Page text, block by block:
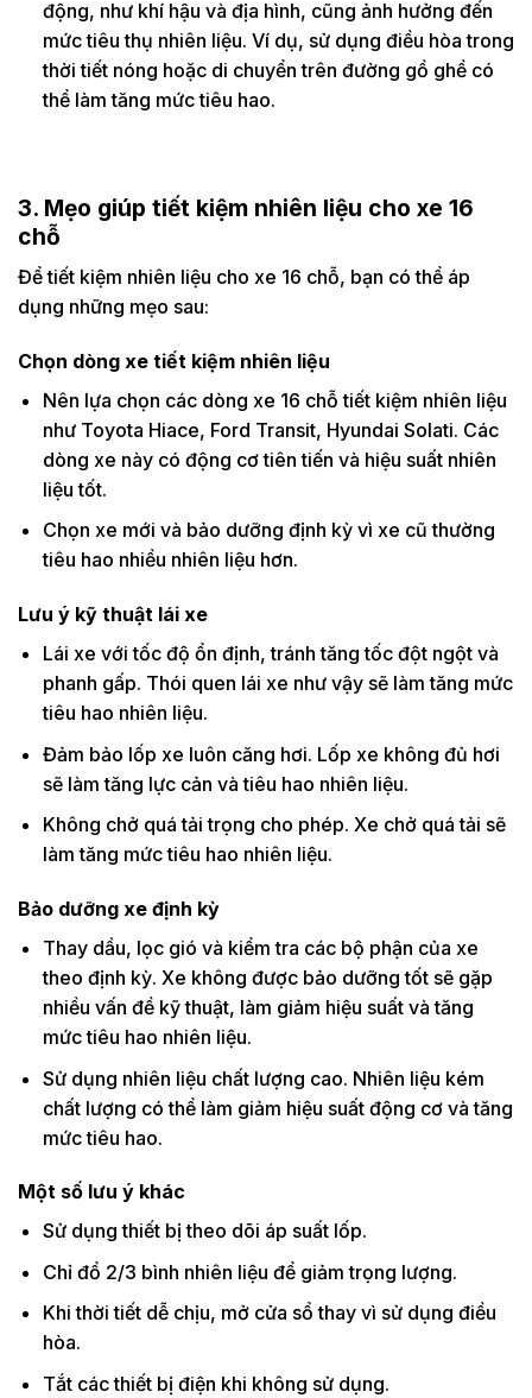
động, như khí hậu và địa hình, cũng ảnh hưởng đến
mức tiêu thụ nhiên liệu. Ví dụ, sử dụng điều hòa trong
thời tiết nóng hoặc di chuyển trên đường gồ ghề có
thể làm tăng mức tiêu hao.
3. Mẹo giúp tiết kiệm nhiên liệu cho xe 16
chỗ
Để tiết kiệm nhiên liệu cho xe 16 chỗ, bạn có thể áp
dụng những mẹo sau:
Chọn dòng xe tiết kiệm nhiên liệu
Nên lựa chọn các dòng xe 16 chỗ tiết kiệm nhiên liệu
như Toyota Hiace, Ford Transit, Hyundai Solati. Các
dòng xe này có động cơ tiên tiến và hiệu suất nhiên
liệu tốt.
Chọn xe mới và bảo dưỡng định kỳ vì xe cũ thường
tiêu hao nhiều nhiên liệu hơn.
Lưu ý kỹ thuật lái xe
Lái xe với tốc độ ổn định, tránh tăng tốc đột ngột và
phanh gấp. Thói quen lái xe như vậy sẽ làm tăng mức
tiêu hao nhiên liệu.
Đảm bảo lốp xe luôn căng hơi. Lốp xe không đủ hơi
sẽ làm tăng lực cản và tiêu hao nhiên liệu.
Không chở quá tải trọng cho phép. Xe chở quá tải sẽ
làm tăng mức tiêu hao nhiên liệu.
Bảo dưỡng xe định kỳ
Thay dầu, lọc gió và kiểm tra các bộ phận của xe
theo định kỳ. Xe không được bảo dưỡng tốt sẽ gặp
nhiều vấn đề kỹ thuật, làm giảm hiệu suất và tăng
mức tiêu hao nhiên liệu.
Sử dụng nhiên liệu chất lượng cao. Nhiên liệu kém
chất lượng có thể làm giảm hiệu suất động cơ và tăng
mức tiêu hao.
Một số lưu ý khác
Sử dụng thiết bị theo dõi áp suất lốp.
Chỉ đổ 2/3 bình nhiên liệu để giảm trọng lượng.
Khi thời tiết dễ chịu, mở cửa sổ thay vì sử dụng điều
hòa.
Tắt các thiết bị điện khi không sử dụng.